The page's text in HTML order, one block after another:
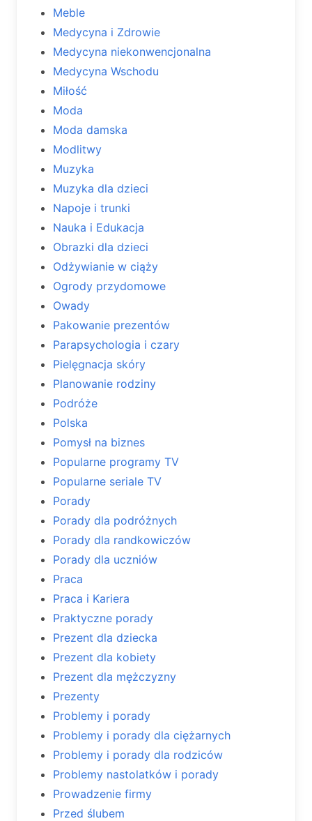
Meble
Medycyna i Zdrowie
Medycyna niekonwencjonalna
Medycyna Wschodu
Miłość
Moda
Moda damska
Modlitwy
Muzyka
Muzyka dla dzieci
Napoje i trunki
Nauka i Edukacja
Obrazki dla dzieci
Odżywianie w ciąży
Ogrody przydomowe
Owady
Pakowanie prezentów
Parapsychologia i czary
Pielęgnacja skóry
Planowanie rodziny
Podróże
Polska
Pomysł na biznes
Popularne programy TV
Popularne seriale TV
Porady
Porady dla podróżnych
Porady dla randkowiczów
Porady dla uczniów
Praca
Praca i Kariera
Praktyczne porady
Prezent dla dziecka
Prezent dla kobiety
Prezent dla mężczyzny
Prezenty
Problemy i porady
Problemy i porady dla ciężarnych
Problemy i porady dla rodziców
Problemy nastolatków i porady
Prowadzenie firmy
Przed ślubem